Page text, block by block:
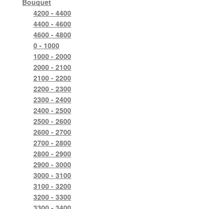
Bouquet
4200 - 4400
4400 - 4600
4600 - 4800
0 - 1000
1000 - 2000
2000 - 2100
2100 - 2200
2200 - 2300
2300 - 2400
2400 - 2500
2500 - 2600
2600 - 2700
2700 - 2800
2800 - 2900
2900 - 3000
3000 - 3100
3100 - 3200
3200 - 3300